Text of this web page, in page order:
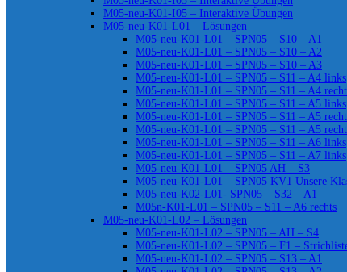
M05-neu-K01-I05 – Interaktive Übungen
M05-neu-K01-L01 – Lösungen
M05-neu-K01-L01 – SPN05 – S10 – A1
M05-neu-K01-L01 – SPN05 – S10 – A2
M05-neu-K01-L01 – SPN05 – S10 – A3
M05-neu-K01-L01 – SPN05 – S11 – A4 links
M05-neu-K01-L01 – SPN05 – S11 – A4
M05-neu-K01-L01 – SPN05 – S11 – A5 links
M05-neu-K01-L01 – SPN05 – S11 – A5
M05-neu-K01-L01 – SPN05 – S11 – A5
M05-neu-K01-L01 – SPN05 – S11 – A6 links
M05-neu-K01-L01 – SPN05 – S11 – A7 links
M05-neu-K01-L01 – SPN05 AH – S3
M05-neu-K01-L01 – SPN05 KV1 Unsere
M05-neu-K02-L01- SPN05 – S32 – A1
M05n-K01-L01 – SPN05 – S11 – A6 rechts
M05-neu-K01-L02 – Lösungen
M05-neu-K01-L02 – SPN05 – AH – S4
M05-neu-K01-L02 – SPN05 – F1 –
M05-neu-K01-L02 – SPN05 – S13 – A1